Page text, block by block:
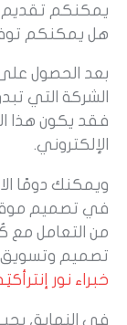
يمكنكم تقديم
هل يمكنكم
بعد الحصول على
الشركة التي
فقد يكون هذا
الإلكتروني.
ويمكنك دومًا
في تصميم
من التعامل مع
تصميم وتسويق
خبراء نور إنترأكت
في النهاية،